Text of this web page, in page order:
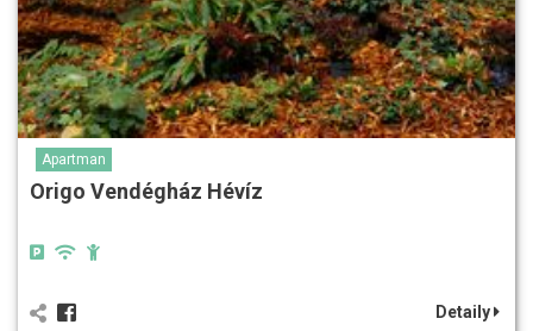
Apartman
Origo Vendégház Hévíz
Detaily